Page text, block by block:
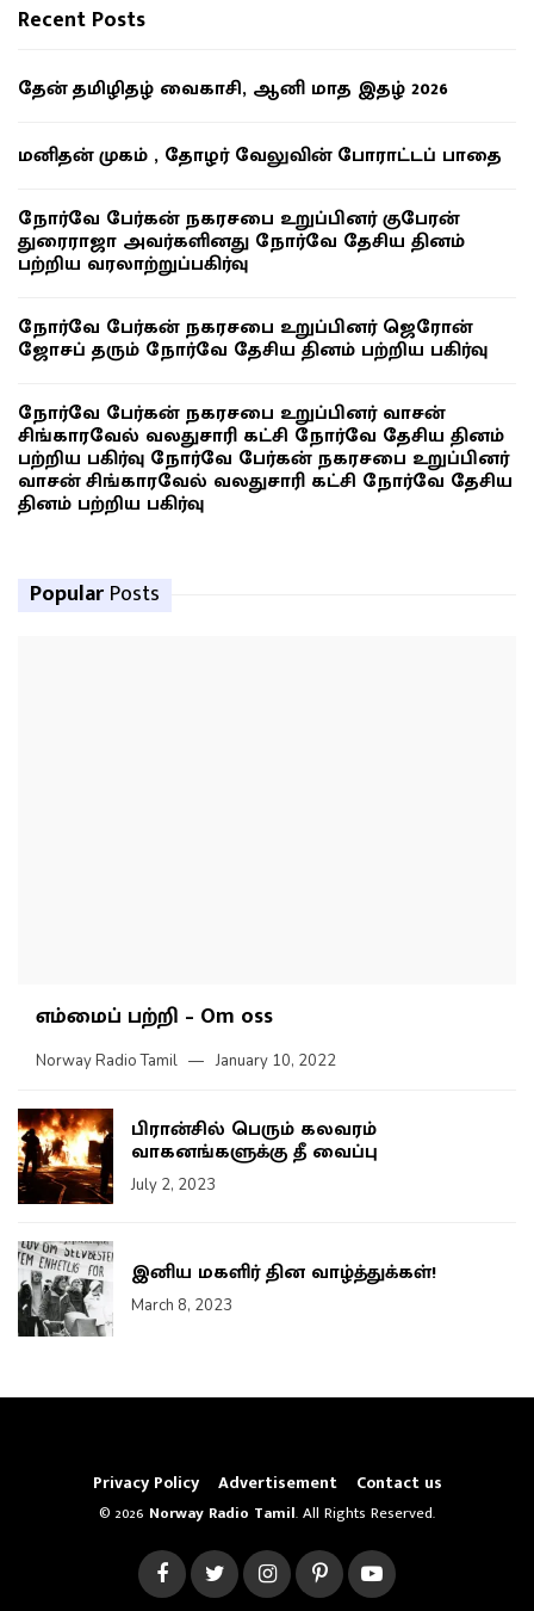
Recent Posts
தேன் தமிழிதழ் வைகாசி, ஆனி மாத இதழ் 2026
மனிதன் முகம் , தோழர் வேலுவின் போராட்டப் பாதை
நோர்வே பேர்கன் நகரசபை உறுப்பினர் குபேரன்
துரைராஜா அவர்களினது நோர்வே தேசிய தினம்
பற்றிய வரலாற்றுப்பகிர்வு
நோர்வே பேர்கன் நகரசபை உறுப்பினர் ஜெரோன்
ஜோசப் தரும் நோர்வே தேசிய தினம் பற்றிய பகிர்வு
நோர்வே பேர்கன் நகரசபை உறுப்பினர் வாசன்
சிங்காரவேல் வலதுசாரி கட்சி நோர்வே தேசிய தினம்
பற்றிய பகிர்வு நோர்வே பேர்கன் நகரசபை உறுப்பினர்
வாசன் சிங்காரவேல் வலதுசாரி கட்சி நோர்வே தேசிய
தினம் பற்றிய பகிர்வு
Popular Posts
எம்மைப் பற்றி – Om oss
Norway Radio Tamil January 10, 2022
பிரான்சில் பெரும் கலவரம்
வாகனங்களுக்கு தீ வைப்பு
July 2, 2023
இனிய மகளிர் தின வாழ்த்துக்கள்!
March 8, 2023
Privacy Policy Advertisement Contact us
© 2026 Norway Radio Tamil. All Rights Reserved.